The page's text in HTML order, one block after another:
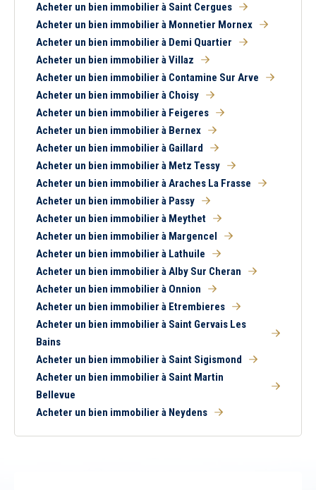
Acheter un bien immobilier à Saint Cergues
Acheter un bien immobilier à Monnetier Mornex
Acheter un bien immobilier à Demi Quartier
Acheter un bien immobilier à Villaz
Acheter un bien immobilier à Contamine Sur Arve
Acheter un bien immobilier à Choisy
Acheter un bien immobilier à Feigeres
Acheter un bien immobilier à Bernex
Acheter un bien immobilier à Gaillard
Acheter un bien immobilier à Metz Tessy
Acheter un bien immobilier à Araches La Frasse
Acheter un bien immobilier à Passy
Acheter un bien immobilier à Meythet
Acheter un bien immobilier à Margencel
Acheter un bien immobilier à Lathuile
Acheter un bien immobilier à Alby Sur Cheran
Acheter un bien immobilier à Onnion
Acheter un bien immobilier à Etrembieres
Acheter un bien immobilier à Saint Gervais Les
Bains
Acheter un bien immobilier à Saint Sigismond
Acheter un bien immobilier à Saint Martin
Bellevue
Acheter un bien immobilier à Neydens